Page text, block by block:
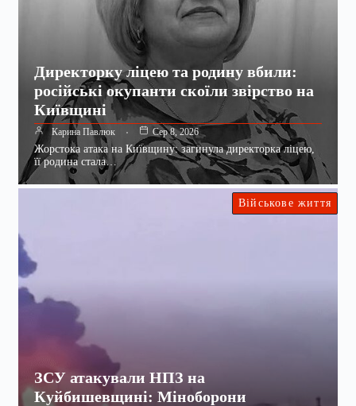
Директорку ліцею та родину вбили:
російські окупанти скоїли звірство на
Київщині
Карина Павлюк Сер 8, 2026
Жорстока атака на Київщину: загинула директорка ліцею,
її родина стала…
Військове життя
ЗСУ атакували НПЗ на
Куйбишевщині: Міноборони